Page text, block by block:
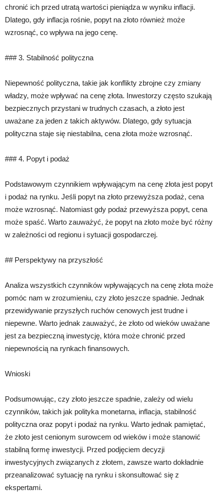
chronić ich przed utratą wartości pieniądza w wyniku inflacji.
Dlatego, gdy inflacja rośnie, popyt na złoto również może
wzrosnąć, co wpływa na jego cenę.
### 3. Stabilność polityczna
Niepewność polityczna, takie jak konflikty zbrojne czy zmiany
władzy, może wpływać na cenę złota. Inwestorzy często szukają
bezpiecznych przystani w trudnych czasach, a złoto jest
uważane za jeden z takich aktywów. Dlatego, gdy sytuacja
polityczna staje się niestabilna, cena złota może wzrosnąć.
### 4. Popyt i podaż
Podstawowym czynnikiem wpływającym na cenę złota jest popyt
i podaż na rynku. Jeśli popyt na złoto przewyższa podaż, cena
może wzrosnąć. Natomiast gdy podaż przewyższa popyt, cena
może spaść. Warto zauważyć, że popyt na złoto może być różny
w zależności od regionu i sytuacji gospodarczej.
## Perspektywy na przyszłość
Analiza wszystkich czynników wpływających na cenę złota może
pomóc nam w zrozumieniu, czy złoto jeszcze spadnie. Jednak
przewidywanie przyszłych ruchów cenowych jest trudne i
niepewne. Warto jednak zauważyć, że złoto od wieków uważane
jest za bezpieczną inwestycję, która może chronić przed
niepewnością na rynkach finansowych.
Wnioski
Podsumowując, czy złoto jeszcze spadnie, zależy od wielu
czynników, takich jak polityka monetarna, inflacja, stabilność
polityczna oraz popyt i podaż na rynku. Warto jednak pamiętać,
że złoto jest cenionym surowcem od wieków i może stanowić
stabilną formę inwestycji. Przed podjęciem decyzji
inwestycyjnych związanych z złotem, zawsze warto dokładnie
przeanalizować sytuację na rynku i skonsultować się z
ekspertami.